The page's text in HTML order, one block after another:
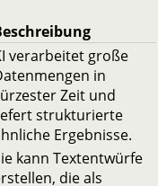
verarbeitet große
in
Zeit und
strukturierte
Ergebnisse.
kann Textentwürfe
die als